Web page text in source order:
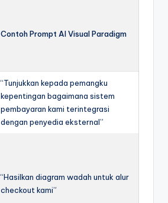
Contoh Prompt AI Visual Paradigm
“Tunjukkan kepada pemangku
kepentingan bagaimana sistem
pembayaran kami terintegrasi
dengan penyedia eksternal”
“Hasilkan diagram wadah untuk alur
checkout kami”